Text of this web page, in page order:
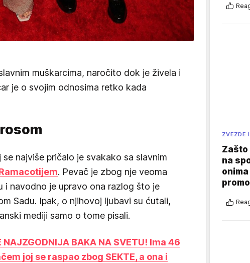
muškarcima, naročito dok je živela i
je o svojim odnosima retko kada
najviše pričalo je svakako sa slavnim
. Pevač je zbog nje veoma
i navodno je upravo ona razlog što je
Sadu. Ipak, o njihovoj ljubavi su ćutali,
mediji samo o tome pisali.
NAJZGODNIJA BAKA NA SVETU! Ima 46
joj se raspao zbog SEKTE, a ona i
ZVEZDE
Zašto
na